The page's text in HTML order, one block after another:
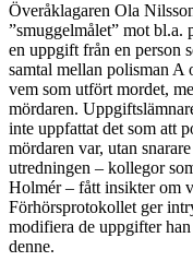
Överåklagaren Ola
”smuggelmålet” mot
en uppgift från en person
samtal mellan polisman A
vem som utfört mordet,
mördaren.
inte uppfattat det som att
mördaren var, utan
utredningen – kollegor
Holmér – fått insikter om
Förhörsprotokollet ger
modifiera de uppgifter
denne.